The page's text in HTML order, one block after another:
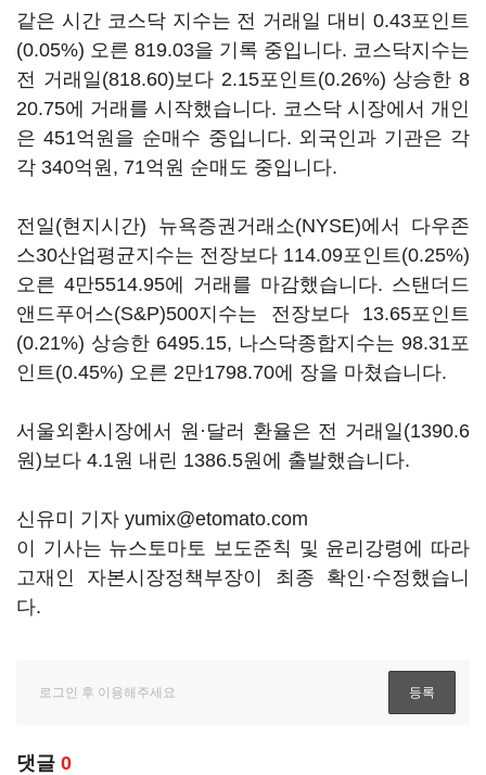
같은 시간 코스닥 지수는 전 거래일 대비 0.43포인트
(0.05%) 오른 819.03을 기록 중입니다. 코스닥지수는
전 거래일(818.60)보다 2.15포인트(0.26%) 상승한 8
20.75에 거래를 시작했습니다. 코스닥 시장에서 개인
은 451억원을 순매수 중입니다. 외국인과 기관은 각
각 340억원, 71억원 순매도 중입니다.
전일(현지시간) 뉴욕증권거래소(NYSE)에서 다우존
스30산업평균지수는 전장보다 114.09포인트(0.25%)
오른 4만5514.95에 거래를 마감했습니다. 스탠더드
앤드푸어스(S&P)500지수는 전장보다 13.65포인트
(0.21%) 상승한 6495.15, 나스닥종합지수는 98.31포
인트(0.45%) 오른 2만1798.70에 장을 마쳤습니다.
서울외환시장에서 원·달러 환율은 전 거래일(1390.6
원)보다 4.1원 내린 1386.5원에 출발했습니다.
신유미 기자 yumix@etomato.com
이 기사는 뉴스토마토 보도준칙 및 윤리강령에 따라
고재인 자본시장정책부장이 최종 확인·수정했습니
다.
댓글 0